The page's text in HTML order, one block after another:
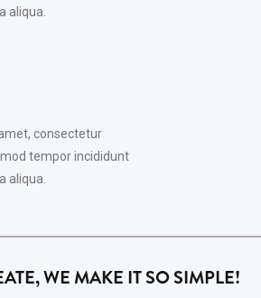
aliqua.
consectetur
tempor incididunt
aliqua.
WE MAKE IT SO SIMPLE!